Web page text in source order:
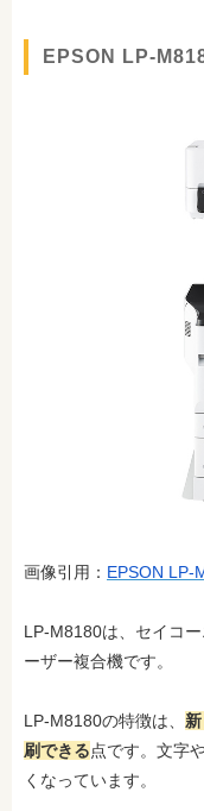
EPSON LP-
画像引用： EPSON LP-
LP-M8180は、セイコ
ーザー複合機です。
LP-M8180の特徴は、
刷できる点です。文字
くなっています。